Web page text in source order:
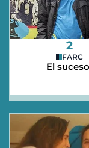
2
FARC
El